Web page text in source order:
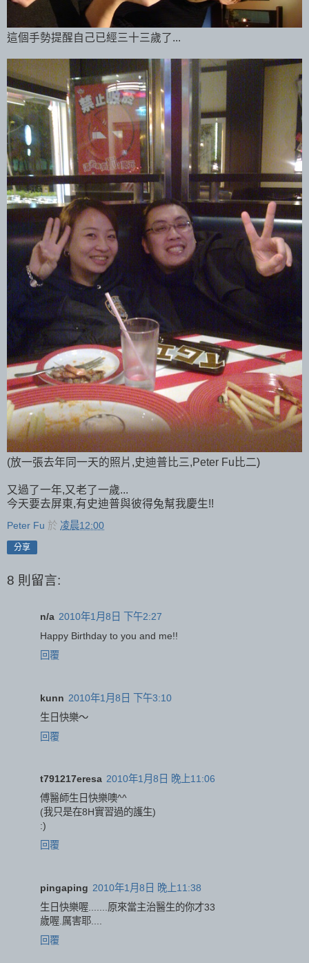
這個手勢提醒自己已經三十三歲了...
(放一張去年同一天的照片,史迪普比三,Peter Fu比二)
又過了一年,又老了一歲...
今天要去屏東,有史迪普與彼得兔幫我慶生!!
Peter Fu 於 凌晨12:00
分享
8 則留言:
n/a 2010年1月8日 下午2:27
Happy Birthday to you and me!!
回覆
kunn 2010年1月8日 下午3:10
生日快樂～
回覆
t791217eresa 2010年1月8日 晚上11:06
傅醫師生日快樂噢^^
(我只是在8H實習過的護生)
:)
回覆
pingaping 2010年1月8日 晚上11:38
生日快樂喔.......原來當主治醫生的你才33
歲喔.厲害耶....
回覆